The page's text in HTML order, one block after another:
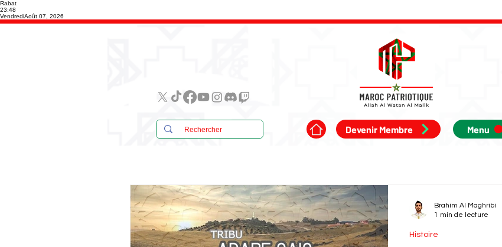
Rabat
23:48
VendrediAoût 07, 2026
Devenir Membre Menu
Histoire
Brahim Al Maghribi
1 min de lecture